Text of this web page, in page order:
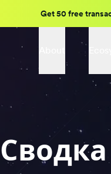
Get 50 free